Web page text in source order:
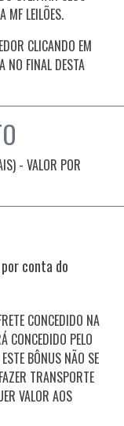
MF LEILÕES.
CLICANDO EM
NO FINAL DESTA
- VALOR POR
conta do
CONCEDIDO NA
CONCEDIDO PELO
BÔNUS NÃO SE
TRANSPORTE
VALOR AOS